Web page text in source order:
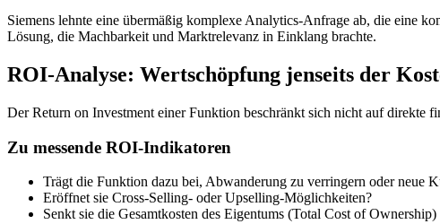
Siemens lehnte eine übermäßig komplexe Analytics-Anfrage ab, die eine
Lösung, die Machbarkeit und Marktrelevanz in Einklang brachte.
ROI-Analyse: Wertschöpfung jenseits der
Der Return on Investment einer Funktion beschränkt sich nicht auf direkte
Zu messende ROI-Indikatoren
Trägt die Funktion dazu bei, Abwanderung zu verringern oder neue
Eröffnet sie Cross-Selling- oder Upselling-Möglichkeiten?
Senkt sie die Gesamtkosten des Eigentums (Total Cost of